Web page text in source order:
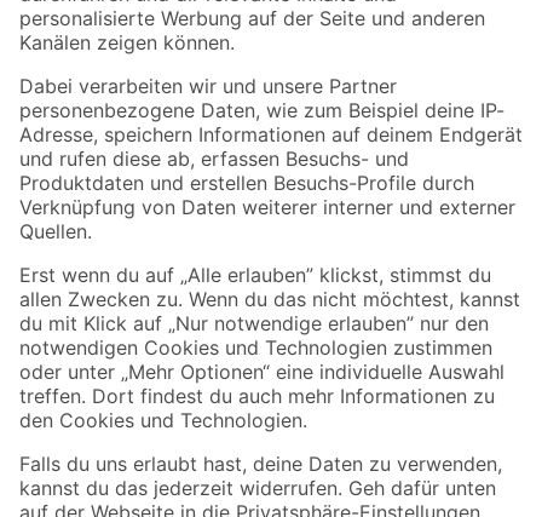
Folge uns
Zahlungsarten Versandarten
Sicher einkaufen
Jetzt die toom-App herunterladen
Alle Preisangaben in EUR inkl. gesetzl. MwSt.. Die dargestellten Angebote sind unter
Umständen nicht in allen Märkten verfügbar. Die angegebenen Verfügbarkeiten beziehen